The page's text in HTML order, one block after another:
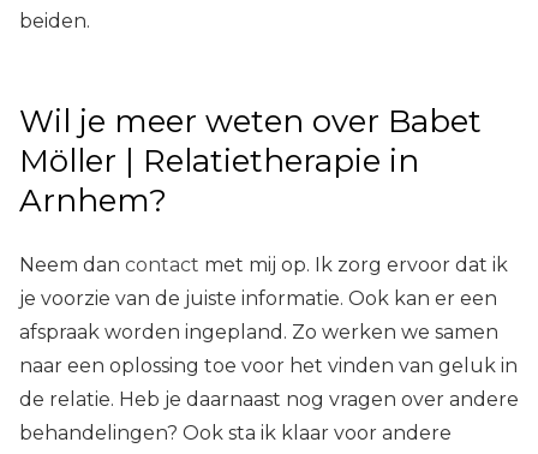
beiden.
Wil je meer weten over Babet
Möller | Relatietherapie in
Arnhem?
Neem dan contact met mij op. Ik zorg ervoor dat ik
je voorzie van de juiste informatie. Ook kan er een
afspraak worden ingepland. Zo werken we samen
naar een oplossing toe voor het vinden van geluk in
de relatie. Heb je daarnaast nog vragen over andere
behandelingen? Ook sta ik klaar voor andere